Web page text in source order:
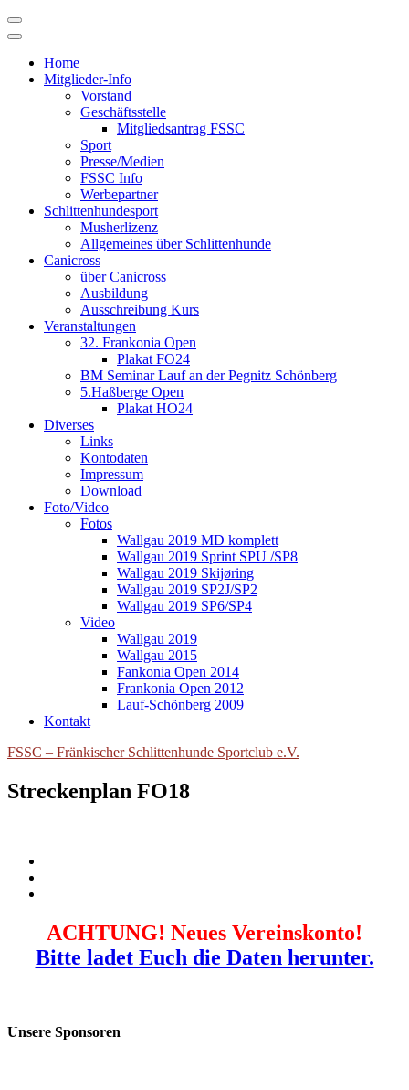
Skip
to
Home
Mitglieder-Info
Vorstand
Geschäftsstelle
Mitgliedsantrag FSSC
Sport
Presse/Medien
FSSC Info
Werbepartner
Schlittenhundesport
Musherlizenz
Allgemeines über Schlittenhunde
Canicross
über Canicross
Ausbildung
Ausschreibung Kurs
Veranstaltungen
32. Frankonia Open
Plakat FO24
BM Seminar Lauf an der Pegnitz Schönberg
5.Haßberge Open
Plakat HO24
Diverses
Links
Kontodaten
Impressum
Download
Foto/Video
Fotos
Wallgau 2019 MD komplett
Wallgau 2019 Sprint SPU /SP8
Wallgau 2019 Skijøring
Wallgau 2019 SP2J/SP2
Wallgau 2019 SP6/SP4
Video
Wallgau 2019
Wallgau 2015
Fankonia Open 2014
Frankonia Open 2012
Lauf-Schönberg 2009
Kontakt
FSSC – Fränkischer Schlittenhunde Sportclub e.V.
Streckenplan FO18
ACHTUNG! Neues Vereinskonto!
Bitte ladet Euch die Daten herunter.
Unsere Sponsoren